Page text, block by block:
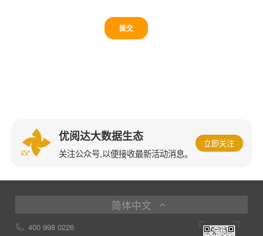
优阅达大数据生态
关注公众号,以便接收最新活动消息。
立即关注
简体中文
400 998 0226